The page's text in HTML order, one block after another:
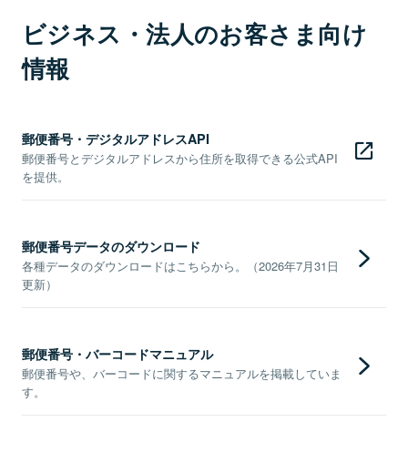
ビジネス・法人のお客さま向け
情報
郵便番号・デジタルアドレスAPI
郵便番号とデジタルアドレスから住所を取得できる公式API
を提供。
郵便番号データのダウンロード
各種データのダウンロードはこちらから。（2026年7月31日
更新）
郵便番号・バーコードマニュアル
郵便番号や、バーコードに関するマニュアルを掲載していま
す。